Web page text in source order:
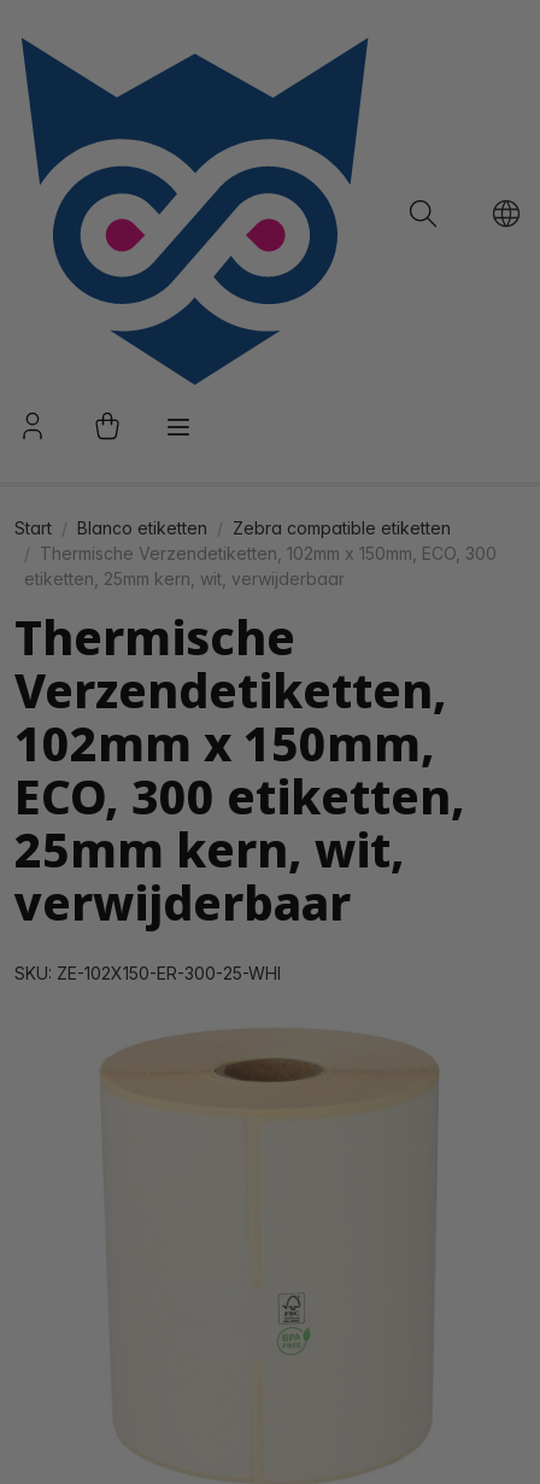
Start Blanco etiketten
Zebra compatible etiketten
Thermische Verzendetiketten, 102mm x 150mm, ECO, 300
etiketten, 25mm kern, wit, verwijderbaar
Thermische
Verzendetiketten,
102mm x 150mm,
ECO, 300 etiketten,
25mm kern, wit,
verwijderbaar
SKU: ZE-102X150-ER-300-25-WHI